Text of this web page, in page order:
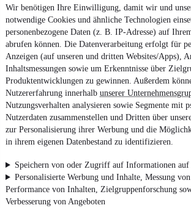
Wir benötigen Ihre Einwilligung, damit wir und
notwendige Cookies und ähnliche Technologien
personenbezogene Daten (z. B. IP-Adresse) auf
abrufen können. Die Datenverarbeitung erfolgt für
Anzeigen (auf unseren und dritten Websites/Apps),
Inhaltsmessungen sowie um Erkenntnisse über
Produktentwicklungen zu gewinnen. Außerdem
Nutzererfahrung innerhalb unserer
Nutzungsverhalten analysieren sowie Segmente mit
Nutzerdaten zusammenstellen und Dritten über
zur Personalisierung ihrer Werbung und die
in ihrem eigenen Datenbestand zu identifizieren.
Speichern von oder Zugriff auf Informationen auf
Personalisierte Werbung und Inhalte, Messung
Performance von Inhalten, Zielgruppenforschung
Verbesserung von Angeboten
komb.)• 272 g CO₂/km (gew. komb.)•
komb.), -- (entladen, komb.)
¹MwSt. ausweisbar
4.6 Sterne
Impressum